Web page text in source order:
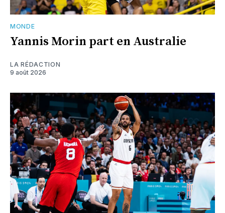
MONDE
Yannis Morin part en Australie
LA RÉDACTION
9 août 2026